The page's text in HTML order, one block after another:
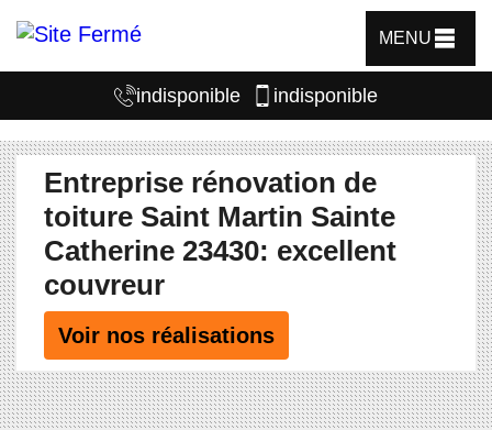
MENU
indisponible indisponible
Entreprise rénovation de
toiture Saint Martin Sainte
Catherine 23430: excellent
couvreur
Voir nos réalisations